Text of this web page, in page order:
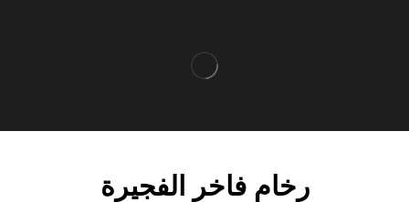
رخام فاخر الفجيرة